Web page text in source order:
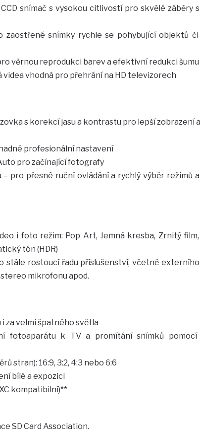
snímač s vysokou citlivostí pro skvělé záběry s
zaostřené snímky rychle se pohybující objektů či
věrnou reprodukci barev a efektivní redukci šumu
videa vhodná pro přehrání na HD televizorech
s korekcí jasu a kontrastu pro lepší zobrazení a
profesionální nastavení
pro začínající fotografy
pro přesné ruční ovládání a rychlý výběr režimů a
i foto režim: Pop Art, Jemná kresba, Zrnitý film,
tón (HDR)
stále rostoucí řadu příslušenství, včetně externího
mikrofonu apod.
za velmi špatného světla
fotoaparátu k TV a promítání snímků pomocí
stran): 16:9, 3:2, 4:3 nebo 6:6
bílé a expozici
kompatibilní)**
SD Card Association.